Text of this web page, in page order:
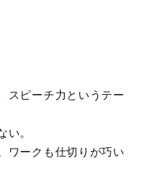
スピーチ力というテー
い。
ワークも仕切りが巧い